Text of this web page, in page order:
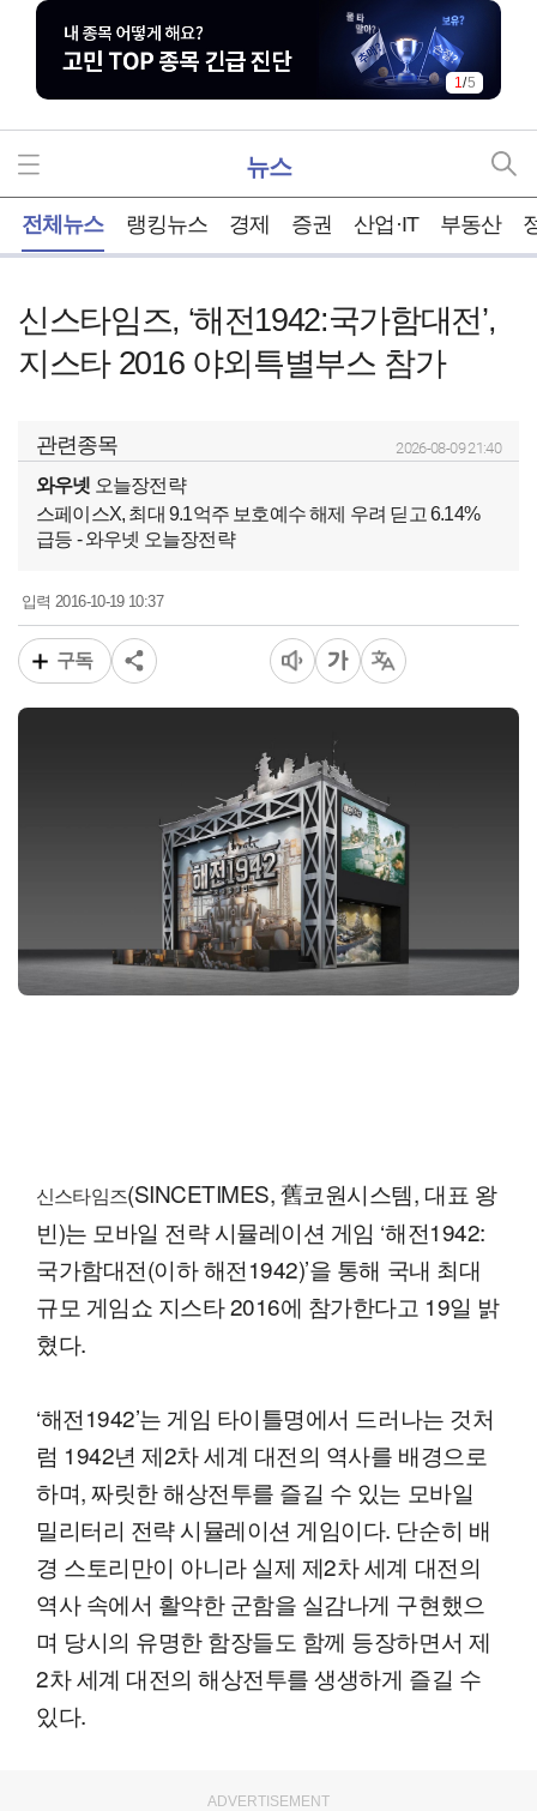
1/5
뉴스
전체뉴스 랭킹뉴스 경제 증권 산업·IT 부동산
신스타임즈, ‘해전1942:국가함대전’,
지스타 2016 야외특별부스 참가
관련종목 2026-08-09 21:40
와우넷 오늘장전략
스페이스X, 최대 9.1억주 보호예수 해제 우려 딛고 6.14%
급등 - 와우넷 오늘장전략
입력2016-10-19 10:37
구독
신스타임즈(SINCETIMES, 舊코원시스템, 대표 왕
빈)는 모바일 전략 시뮬레이션 게임 ‘해전1942:
국가함대전(이하 해전1942)’을 통해 국내 최대
규모 게임쇼 지스타 2016에 참가한다고 19일 밝
혔다.
‘해전1942’는 게임 타이틀명에서 드러나는 것처
럼 1942년 제2차 세계 대전의 역사를 배경으로
하며, 짜릿한 해상전투를 즐길 수 있는 모바일
밀리터리 전략 시뮬레이션 게임이다. 단순히 배
경 스토리만이 아니라 실제 제2차 세계 대전의
역사 속에서 활약한 군함을 실감나게 구현했으
며 당시의 유명한 함장들도 함께 등장하면서 제
2차 세계 대전의 해상전투를 생생하게 즐길 수
있다.
ADVERTISEMENT